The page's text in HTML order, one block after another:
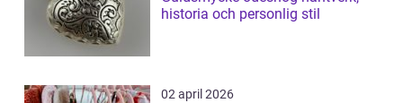
historia och personlig stil
02 april 2026